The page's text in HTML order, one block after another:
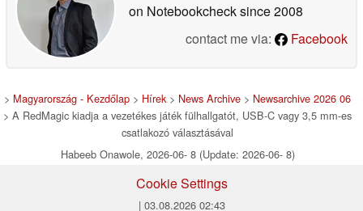
on Notebookchecksince 2008
contact me via:
Facebook
> Magyarország - Kezdőlap > Hírek > News Archive > Newsarchive 2026 06
> A RedMagic kiadja a vezetékes játék fülhallgatót, USB-C vagy 3,5 mm-es
csatlakozó választásával
Habeeb Onawole, 2026-06- 8 (Update: 2026-06- 8)
Cookie Settings
| 03.08.2026 02:43